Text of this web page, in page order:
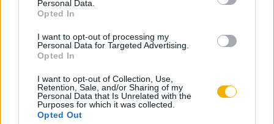
Personal Data.
Opted In
I want to opt-out of processing my
Personal Data for Targeted Advertising.
Opted In
I want to opt-out of Collection, Use,
Retention, Sale, and/or Sharing of my
Personal Data that Is Unrelated with the
Purposes for which it was collected.
Opted Out
Aczél György
Közelkép Kádárról
Berecz János
Milyennek láttam Kádárt?